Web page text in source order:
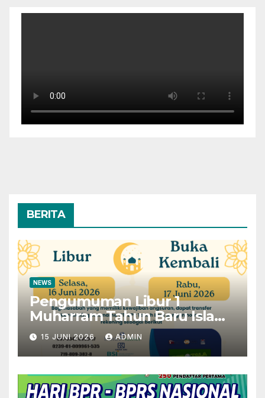
BERITA
NEWS
Pengumuman Libur 1
Muharram Tahun Baru Islam
1448H
15 JUNI 2026 ADMIN